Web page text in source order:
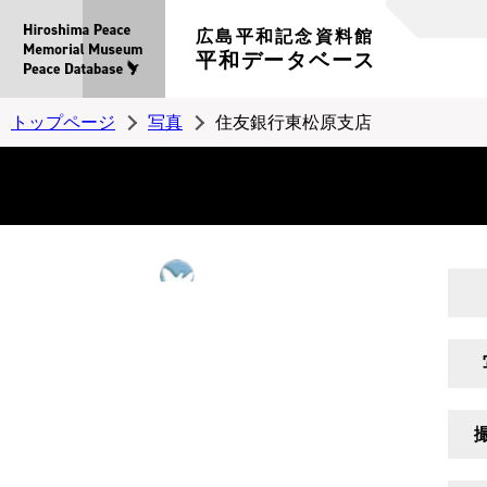
広島平和記念資料館
平和データベース
トップページ 写真 住友銀行東松原支店